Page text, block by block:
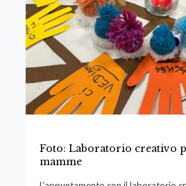
Foto: Laboratorio creativo
mamme